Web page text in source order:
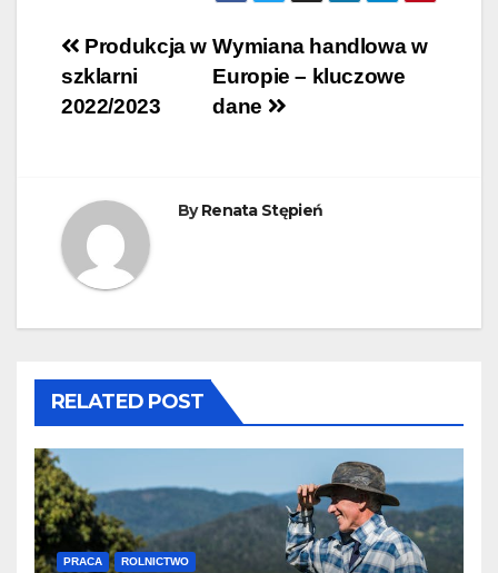
Nawigacja
wpisu
Wymiana handlowa w
Europie – kluczowe
dane
Produkcja w
szklarni
2022/2023
ByRenata Stępień
RELATED POST
PRACA ROLNICTWO